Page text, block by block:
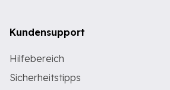
Kundensupport
Hilfebereich
Sicherheitstipps